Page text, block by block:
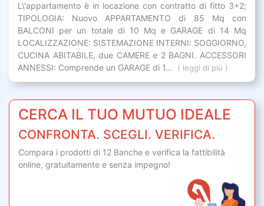
L\'appartamento è in locazione con contratto di fitto 3+2;
TIPOLOGIA: Nuovo APPARTAMENTO di 85 Mq con
BALCONI per un totale di 10 Mq e GARAGE di 14 Mq
LOCALIZZAZIONE: SISTEMAZIONE INTERNI: SOGGIORNO,
CUCINA ABITABILE, due CAMERE e 2 BAGNI. ACCESSORI
ANNESSI: Comprende un GARAGE di 1...
( leggi di più )
CERCA IL TUO MUTUO IDEALE
CONFRONTA. SCEGLI. VERIFICA.
Compara i prodotti di 12 Banche e verifica la fattibilità
online, gratuitamente e senza impegno!